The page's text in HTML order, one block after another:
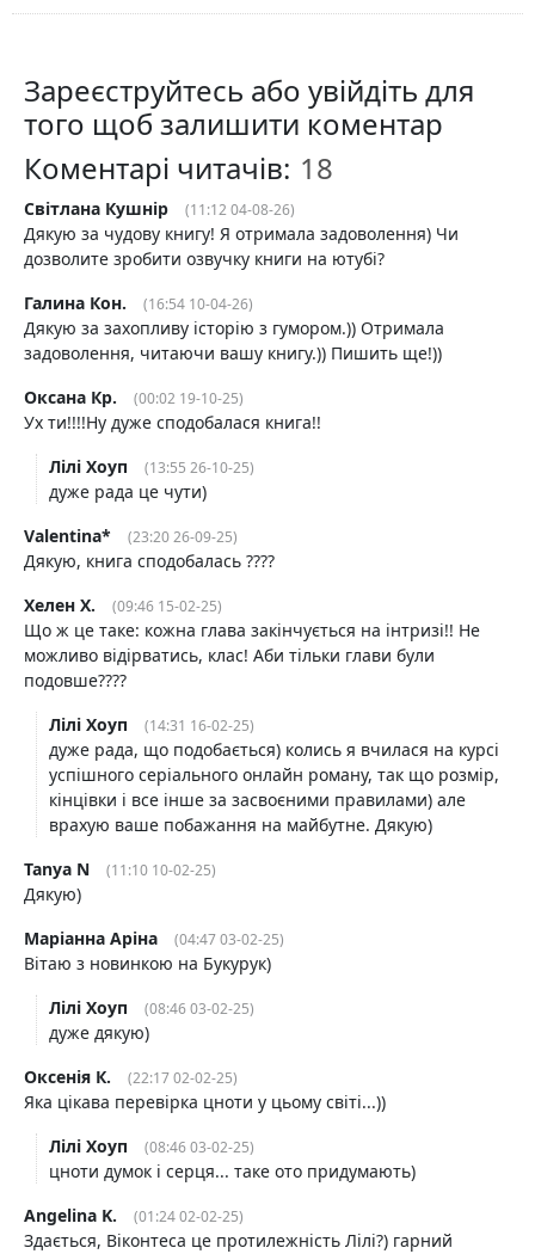
Зареєструйтесь або увійдіть для
того щоб залишити коментар
Коментарі читачів:
Світлана Кушнір (11:12 04-08-26)
Дякую за чудову книгу! Я отримала задоволення) Чи
дозволите зробити озвучку книги на ютубі?
Галина Кон.
(16:54 10-04-26)
Дякую за захопливу історію з гумором.)) Отримала
задоволення, читаючи вашу книгу.)) Пишить ще!))
Оксана Кр.
(00:02 19-10-25)
Ух ти!!!!Ну дуже сподобалася книга!!
Лілі Хоуп
(13:55 26-10-25)
дуже рада це чути)
Valentina*
(23:20 26-09-25)
Дякую, книга сподобалась ????
Хелен Х.
(09:46 15-02-25)
Що ж це таке: кожна глава закінчується на інтризі!! Не
можливо відірватись, клас! Аби тільки глави були
подовше????
Лілі Хоуп
(14:31 16-02-25)
дуже рада, що подобається) колись я вчилася на курсі
успішного серіального онлайн роману, так що розмір,
кінцівки і все інше за засвоєними правилами) але
врахую ваше побажання на майбутне. Дякую)
Tanya N
(11:10 10-02-25)
Дякую)
Маріанна Аріна
(04:47 03-02-25)
Вітаю з новинкою на Букурук)
Лілі Хоуп
(08:46 03-02-25)
дуже дякую)
Оксенія К.
(22:17 02-02-25)
Яка цікава перевірка цноти у цьому світі...))
Лілі Хоуп
(08:46 03-02-25)
цноти думок і серця... таке ото придумають)
Angelina K.
(01:24 02-02-25)
Здається, Віконтеса це протилежність Лілі?) гарний